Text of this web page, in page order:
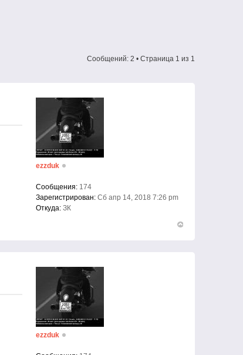
Сообщений: 2 • Страница 1 из 1
ezzduk
Сообщения: 174
Зарегистрирован: Сб апр 14, 2018 7:26 pm
Откуда: ЗК
ezzduk